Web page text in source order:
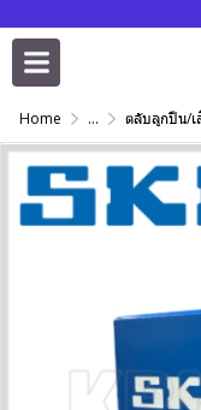
Home ... ตลับลูกปืน/เสื้อลูกปืน/ปลอกปรั